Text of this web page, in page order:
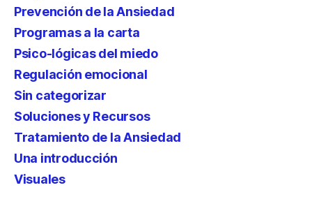
Prevención de la Ansiedad
Programas a la carta
Psico-lógicas del miedo
Regulación emocional
Sin categorizar
Soluciones y Recursos
Tratamiento de la Ansiedad
Una introducción
Visuales